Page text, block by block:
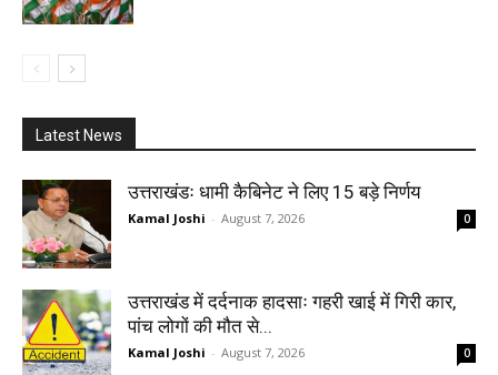
Latest News
उत्तराखंडः धामी कैबिनेट ने लिए 15 बड़े निर्णय
Kamal Joshi - August 7, 2026 0
उत्तराखंड में दर्दनाक हादसाः गहरी खाई में गिरी कार,
पांच लोगों की मौत से...
Kamal Joshi - August 7, 2026 0